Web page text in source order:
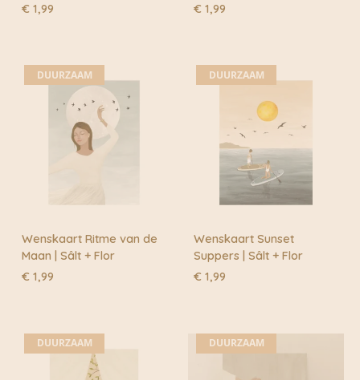
€ 1,99
€ 1,99
DUURZAAM
Wenskaart Ritme van de
Maan | Sâlt + Flor
€ 1,99
DUURZAAM
Wenskaart Sunset
Suppers | Sâlt + Flor
€ 1,99
DUURZAAM DUURZAAM